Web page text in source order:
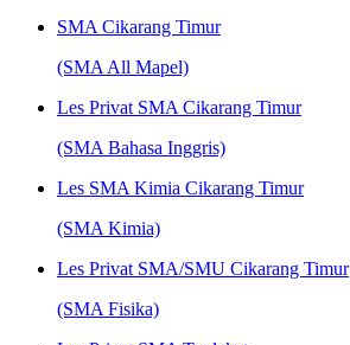
SMA Cikarang Timur
(SMA All Mapel)
Les Privat SMA Cikarang Timur
(SMA Bahasa Inggris)
Les SMA Kimia Cikarang Timur
(SMA Kimia)
Les Privat SMA/SMU Cikarang Timur
(SMA Fisika)